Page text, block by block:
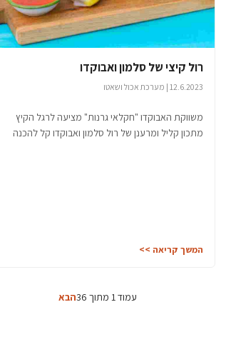
רול קיצי של סלמון ואבוקדו
12.6.2023 | מערכת אכול ושאטו
משווקת האבוקדו "חקלאי גרנות" מציעה לרגל הקיץ
מתכון קליל ומרענן של רול סלמון ואבוקדו קל להכנה
המשך קריאה >>
עמוד 1 מתוך 36 הבא